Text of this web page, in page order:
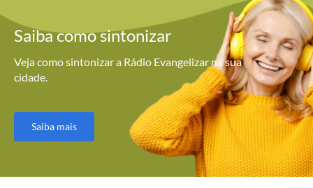
Saiba comosintonizar
Veja como sintonizar a Rádio Evangelizar na sua
cidade.
Saiba mais